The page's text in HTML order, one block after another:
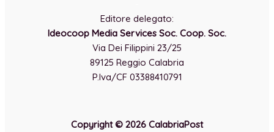
Editore delegato:
Ideocoop Media Services Soc. Coop. Soc.
Via Dei Filippini 23/25
89125 Reggio Calabria
P.Iva/CF 03388410791
Copyright © 2026 CalabriaPost